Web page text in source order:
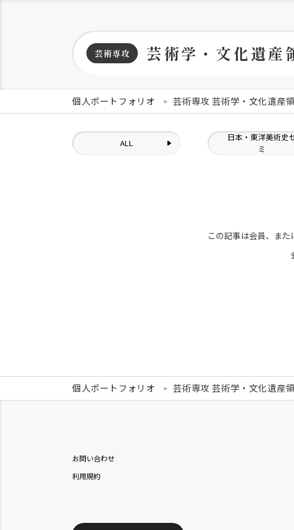
芸術専攻 芸術学・文化遺産
個人ポートフォリオ 芸術専攻 芸術学・文化遺産
ALL
日本・東洋美術史
ミ
この記事は会員、また
個人ポートフォリオ 芸術専攻 芸術学・文化遺産
お問い合わせ
利用規約